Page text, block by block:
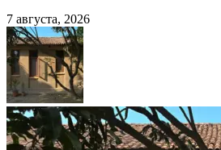
7 августа, 2026